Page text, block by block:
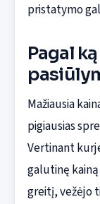
pristatymo
Pagal
Mažiausia
pigiausias
Vertinant
galutinę
greitį, vežėjo